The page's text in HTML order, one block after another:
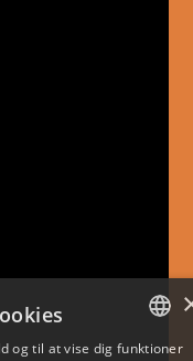
og til at vise dig funktioner